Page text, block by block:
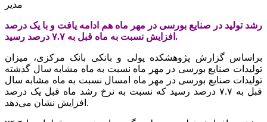
مدیر
رشد تولید در صنایع بورسی در مهر ماه هم ادامه یافت و با یک درصد
افزایش نسبت به ماه قبل به ۷.۷ درصد رسید.
براساس گزارش پژوهشکده پولی و بانکی بانک مرکزی، میزان
تولیدات صنایع بورسی در مهر ماه نسبت به ماه مشابه سال گذشته
تولیدات صنایع بورسی در مهر ماه امسال نسبت به ماه مشابه سال
قبل به ۷.۷ درصد رسید که نسبت به نرخ رشد ماه قبل یک درصد
افزایش نشان می‌دهد.